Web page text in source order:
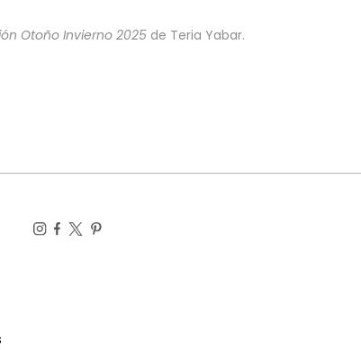
Otoño Invierno 2025de Teria Yabar.